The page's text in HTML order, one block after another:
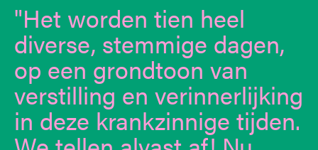
Het worden tien heel
diverse, stemmige dagen,
op een grondtoon van
verstilling en verinnerlijking
in deze krankzinnige tijden.